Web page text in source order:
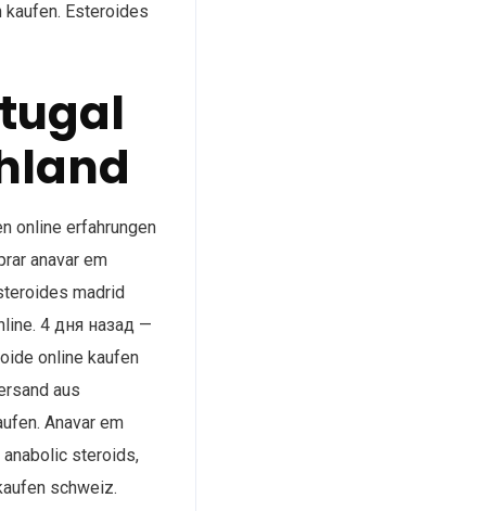
Esteroides
online erfahrungen
anavar em
madrid
4 дня назад —
online kaufen
aus
Anavar em
anabolic steroids,
schweiz.